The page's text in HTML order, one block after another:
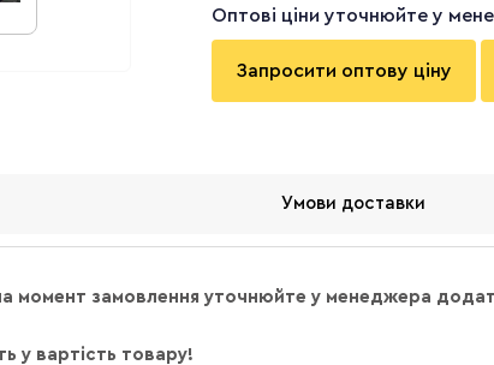
Оптові ціни уточнюйте у
Запросити оптову ціну
Умови доставки
момент замовлення уточнюйте у менеджера
у вартість товару!